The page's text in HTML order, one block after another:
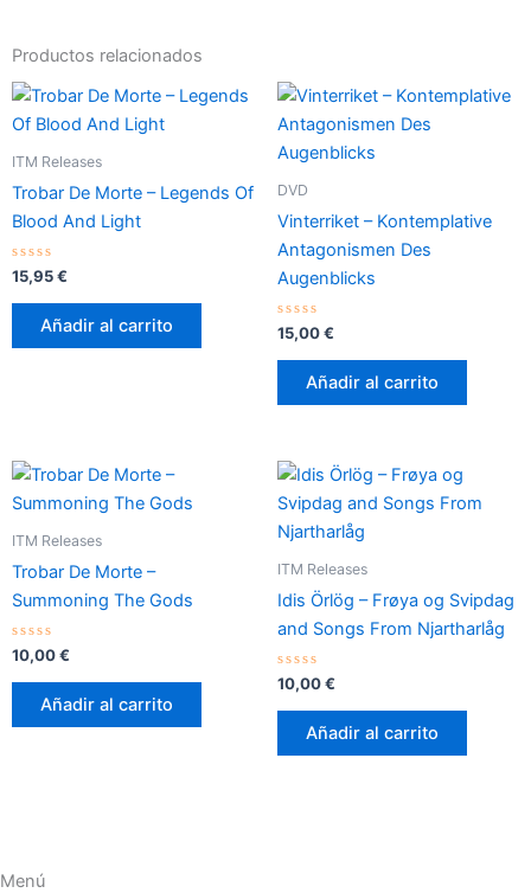
Productos relacionados
ITM Releases
Trobar De Morte – Legends Of
Blood And Light
Valorado
con
0
15,95€
Añadir al carrito
DVD
Vinterriket – Kontemplative
Antagonismen Des
Augenblicks
Valorado
con
0
15,00€
Añadir al carrito
ITM Releases
Trobar De Morte –
Summoning The Gods
Valorado
con
0
10,00€
Añadir al carrito
ITM Releases
Idis Örlög – Frøya og Svipdag
and Songs From Njartharlåg
Valorado
con
0
10,00€
Añadir al carrito
Menú